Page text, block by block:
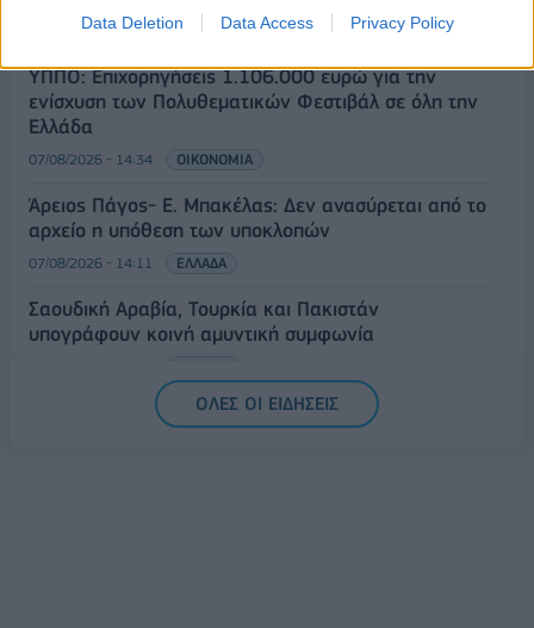
Data Deletion Data Access Privacy Policy
07/08/2026 - 14:39 ΕΠΙΧΕΙΡΗΣΕΙΣ
ΥΠΠΟ: Επιχορηγήσεις 1.106.000 ευρώ για την
ενίσχυση των Πολυθεματικών Φεστιβάλ σε όλη την
Ελλάδα
07/08/2026 - 14:34 ΟΙΚΟΝΟΜΙΑ
Άρειος Πάγος- Ε. Μπακέλας: Δεν ανασύρεται από το
αρχείο η υπόθεση των υποκλοπών
07/08/2026 - 14:11 ΕΛΛΑΔΑ
Σαουδική Αραβία, Τουρκία και Πακιστάν
υπογράφουν κοινή αμυντική συμφωνία
ΟΛΕΣ ΟΙ ΕΙΔΗΣΕΙΣ